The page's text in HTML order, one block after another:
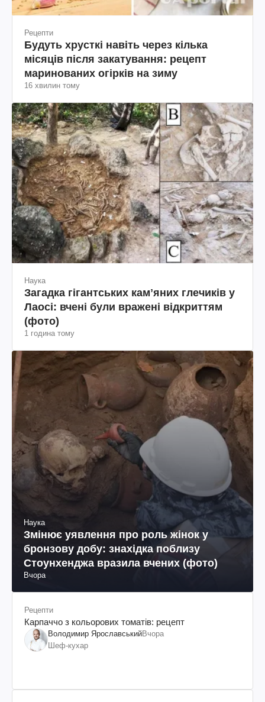
Рецепти
Будуть хрусткі навіть через кілька
місяців після закатування: рецепт
маринованих огірків на зиму
16 хвилин тому
Наука
Загадка гігантських камʼяних глечиків у
Лаосі: вчені були вражені відкриттям
(фото)
1 година тому
Наука
Змінює уявлення про роль жінок у
бронзову добу: знахідка поблизу
Стоунхенджа вразила вчених (фото)
Вчора
Рецепти
Карпаччо з кольорових томатів: рецепт
Володимир ЯрославськийВчора
Шеф-кухар